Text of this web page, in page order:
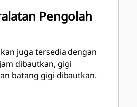
Pengolah
juga tersedia dengan
dibautkan, gigi
batang gigi dibautkan.